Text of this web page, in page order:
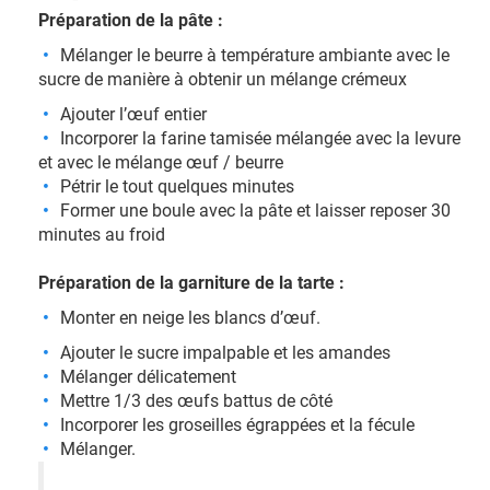
Préparation de la pâte :
Mélanger le beurre à température ambiante avec le
sucre de manière à obtenir un mélange crémeux
Ajouter l’œuf entier
Incorporer la farine tamisée mélangée avec la levure
et avec le mélange œuf / beurre
Pétrir le tout quelques minutes
Former une boule avec la pâte et laisser reposer 30
minutes au froid
Préparation de la garniture de la tarte :
Monter en neige les blancs d’œuf.
Ajouter le sucre impalpable et les amandes
Mélanger délicatement
Mettre 1/3 des œufs battus de côté
Incorporer les groseilles égrappées et la fécule
Mélanger.